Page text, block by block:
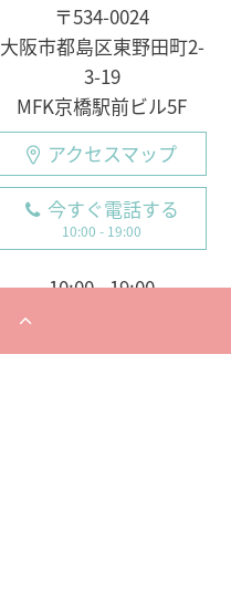
〒534-0024
大阪市都島区東野田町2-
3-19
MFK京橋駅前ビル5F
アクセスマップ
今すぐ電話する
10:00 - 19:00
10:00 - 19:00
休診日